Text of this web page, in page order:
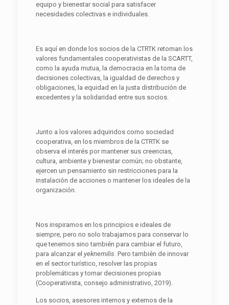
equipo y bienestar social para satisfacer
necesidades colectivas e individuales.
Es aquí en donde los socios de la CTRTK retoman los
valores fundamentales cooperativistas de la SCARTT,
como la ayuda mutua, la democracia en la toma de
decisiones colectivas, la igualdad de derechos y
obligaciones, la equidad en la justa distribución de
excedentes y la solidaridad entre sus socios.
Junto a los valores adquiridos como sociedad
cooperativa, en los miembros de la CTRTK se
observa el interés por mantener sus creencias,
cultura, ambiente y bienestar común; no obstante,
ejercen un pensamiento sin restricciones para la
instalación de acciones o mantener los ideales de la
organización.
Nos inspiramos en los principios e ideales de
siempre, pero no solo trabajamos para conservar lo
que tenemos sino también para cambiar el futuro,
para alcanzar el yeknemilis. Pero también de innovar
en el sector turístico, resolver las propias
problemáticas y tomar decisiones propias
(Cooperativista, consejo administrativo, 2019).
Los socios, asesores internos y externos de la